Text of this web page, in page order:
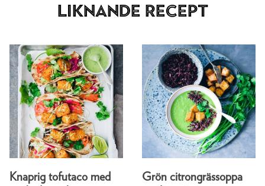
Liknande recept
Knaprig tofutaco med
Grön citrongrässoppa